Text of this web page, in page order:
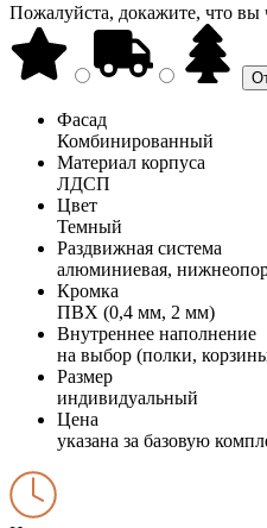
Пожалуйста, докажите, что вы
Фасад
Комбинированный
Материал корпуса
ЛДСП
Цвет
Темный
Раздвижная система
алюминиевая,
Кромка
ПВХ (0,4 мм, 2 мм)
Внутреннее наполнение
на выбор (полки,
Размер
индивидуальный
Цена
указана за базовую